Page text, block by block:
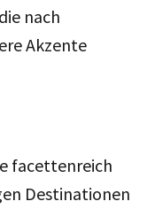
nach
Akzente
facettenreich
Destinationen